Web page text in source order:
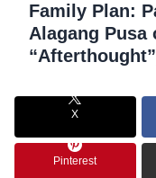
Family Plan:
Alagang Pusa
X
Pinterest